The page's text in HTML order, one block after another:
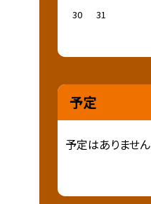
30
31
予定
予定はありません